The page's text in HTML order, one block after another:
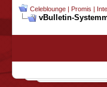
Celeblounge | Promis |
vBulletin-